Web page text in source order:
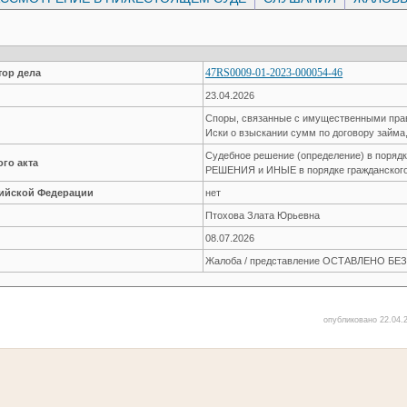
дела 47RS0009-01-2023-000054-46
23.04.2026
Споры, связанные с имущественными
Иски о взыскании сумм по договору
акта
Судебное решение (определение) в
РЕШЕНИЯ и ИНЫЕ в порядке гражданского
Федерации нет
Птохова Злата Юрьевна
08.07.2026
Жалоба / представление ОСТАВЛЕНО
опубликовано